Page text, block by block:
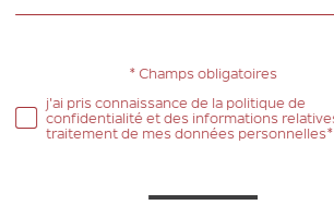
Validation* Champs obligatoires
j'ai pris connaissance de la politique de
confidentialité et des informations
traitement de mes données personnelles*